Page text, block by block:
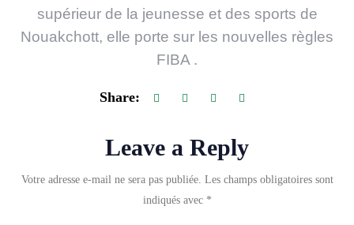
supérieur de la jeunesse et des sports de
Nouakchott, elle porte sur les nouvelles règles
FIBA .
Share:
Leave a Reply
Votre adresse e-mail ne sera pas publiée. Les champs obligatoires sont
indiqués avec *